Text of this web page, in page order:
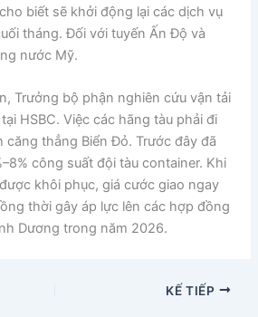
biết sẽ khởi động lại các dịch vụ
tháng. Đối với tuyến Ấn Độ và
nước Mỹ.
Trưởng bộ phận nghiên cứu vận tải
HSBC. Việc các hãng tàu phải đi
thẳng Biển Đỏ. Trước đây đã
công suất đội tàu container. Khi
khôi phục, giá cước giao ngay
thời gây áp lực lên các hợp đồng
Dương trong năm 2026.
KẾ TIẾP